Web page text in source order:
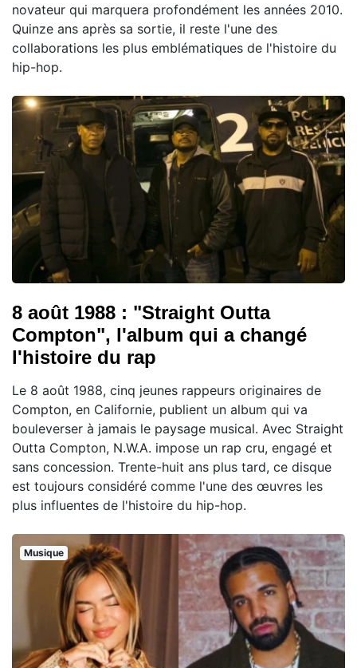
novateur qui marquera profondément les années 2010.
Quinze ans après sa sortie, il reste l'une des
collaborations les plus emblématiques de l'histoire du
hip-hop.
8 août 1988 : "Straight Outta
Compton", l'album qui a changé
l'histoire du rap
Le 8 août 1988, cinq jeunes rappeurs originaires de
Compton, en Californie, publient un album qui va
bouleverser à jamais le paysage musical. Avec Straight
Outta Compton, N.W.A. impose un rap cru, engagé et
sans concession. Trente-huit ans plus tard, ce disque
est toujours considéré comme l'une des œuvres les
plus influentes de l'histoire du hip-hop.
Musique